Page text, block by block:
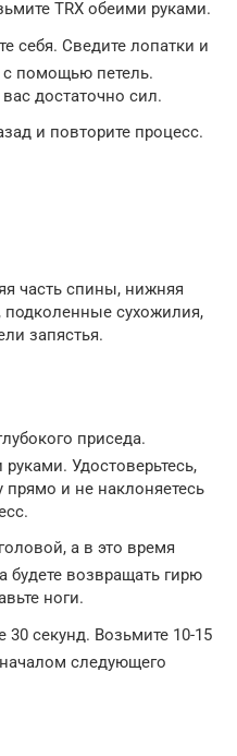
TRX обеими руками.
себя. Сведите лопатки и
с помощью петель.
вас достаточно сил.
и повторите процесс.
часть спины, нижняя
подколенные сухожилия,
запястья.
приседа.
Удостоверьтесь,
и не наклоняетесь
а в это время
будете возвращать гирю
ноги.
30 секунд. Возьмите 10-15
следующего